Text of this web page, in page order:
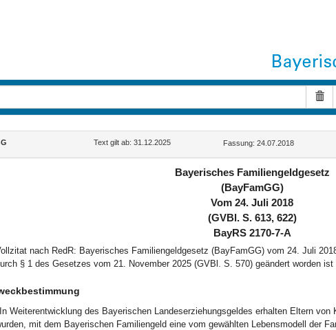
Text gilt ab: 31.12.2025 Fassung: 24.07.2018
Bayerisches Familiengeldgesetz
(BayFamGG)
Vom 24. Juli 2018
(GVBl. S. 613, 622)
BayRS 2170-7-A
nach RedR: Bayerisches Familiengeldgesetz (BayFamGG) vom 24. Juli
§ 1 des Gesetzes vom 21. November 2025 (GVBl. S. 570) geändert worden ist
In Weiterentwicklung des Bayerischen Landeserziehungsgeldes erhalten Eltern
mit dem Bayerischen Familiengeld eine vom gewählten Lebensmodell der